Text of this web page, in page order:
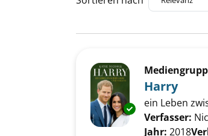
Exemplar-
Harry
ein Leben
Verfasser:
Jahr: 2018